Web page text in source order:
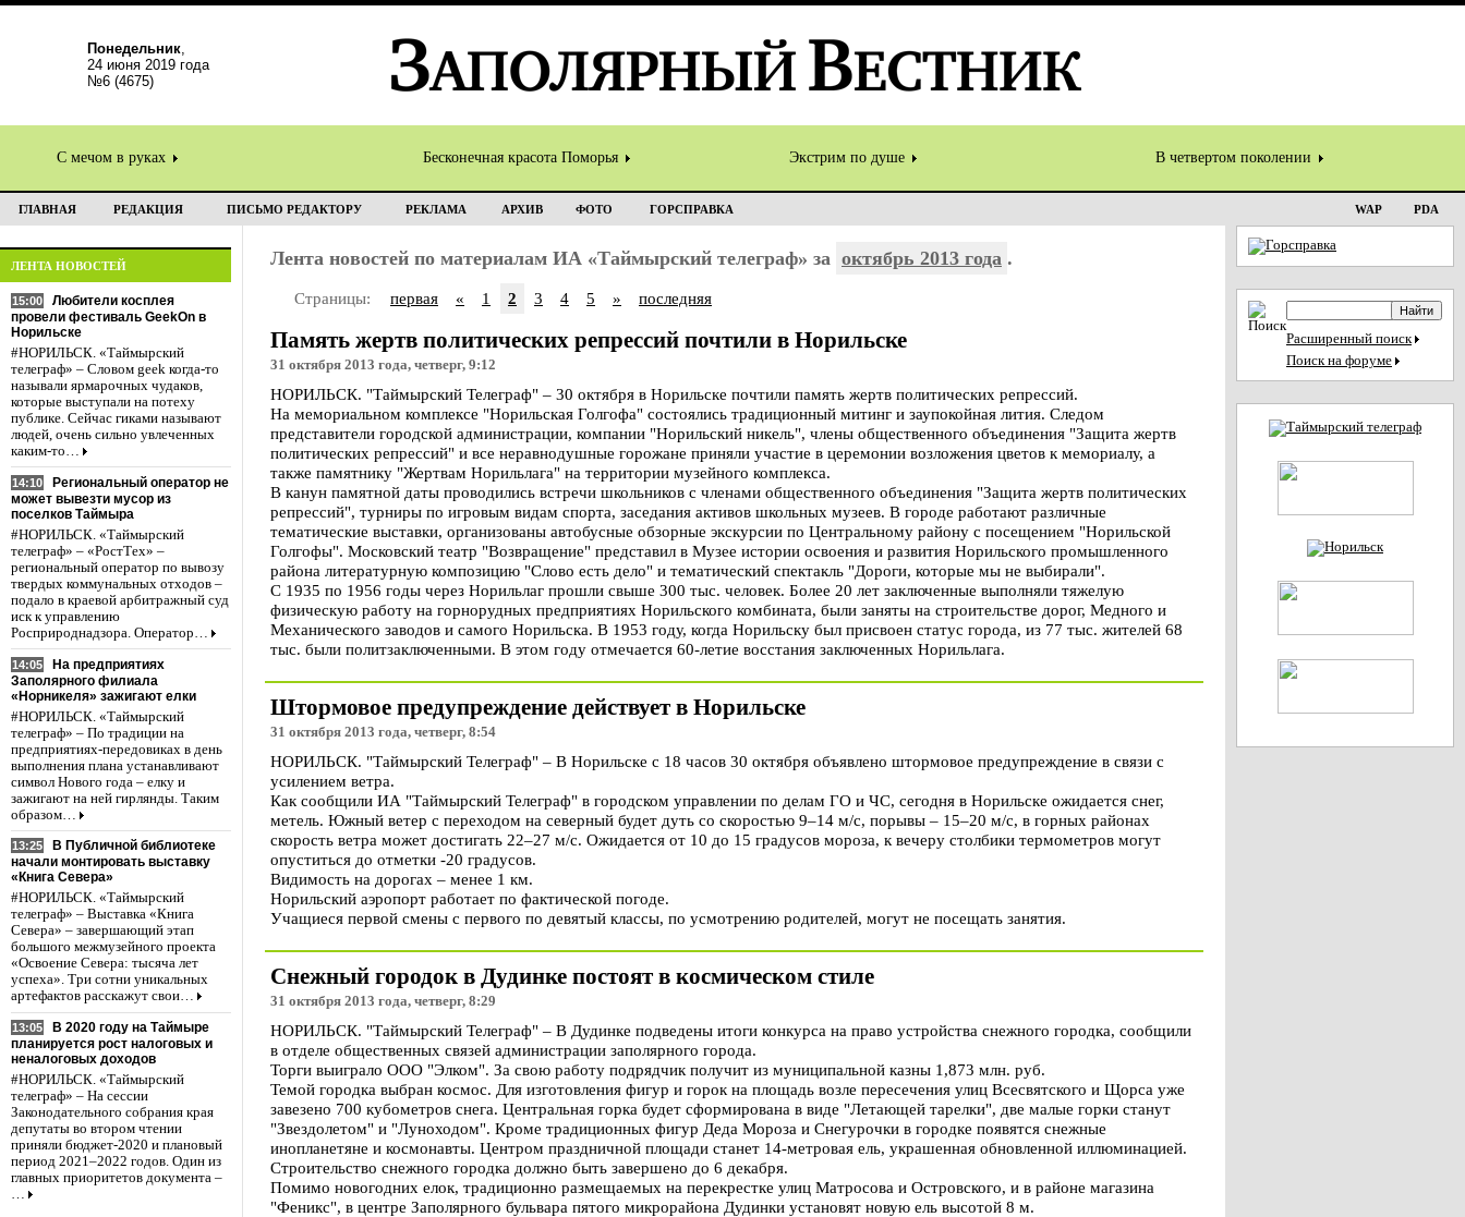
Понедельник,
24 июня 2019 года
№6 (4675)
С мечом в руках Бесконечная красота Поморья Экстрим по душе В четвертом поколении
ГЛАВНАЯ РЕДАКЦИЯ ПИСЬМО РЕДАКТОРУ РЕКЛАМА АРХИВ ФОТО ГОРСПРАВКА WAP PDA
ЛЕНТА НОВОСТЕЙ
15:00
Любители косплея
провели фестиваль GeekOn в
Норильске
#НОРИЛЬСК. «Таймырский
телеграф» – Словом geek когда-то
называли ярмарочных чудаков,
которые выступали на потеху
публике. Сейчас гиками называют
людей, очень сильно увлеченных
каким-то…
14:10
Региональный оператор не
может вывезти мусор из
поселков Таймыра
#НОРИЛЬСК. «Таймырский
телеграф» – «РостТех» –
региональный оператор по вывозу
твердых коммунальных отходов –
подало в краевой арбитражный суд
иск к управлению
Росприроднадзора. Оператор…
14:05
На предприятиях
Заполярного филиала
«Норникеля» зажигают елки
#НОРИЛЬСК. «Таймырский
телеграф» – По традиции на
предприятиях-передовиках в день
выполнения плана устанавливают
символ Нового года – елку и
зажигают на ней гирлянды. Таким
образом…
13:25
В Публичной библиотеке
начали монтировать выставку
«Книга Севера»
#НОРИЛЬСК. «Таймырский
телеграф» – Выставка «Книга
Севера» – завершающий этап
большого межмузейного проекта
«Освоение Севера: тысяча лет
успеха». Три сотни уникальных
артефактов расскажут свои…
13:05
В 2020 году на Таймыре
планируется рост налоговых и
неналоговых доходов
#НОРИЛЬСК. «Таймырский
телеграф» – На сессии
Законодательного собрания края
депутаты во втором чтении
приняли бюджет-2020 и плановый
период 2021–2022 годов. Один из
главных приоритетов документа –
…
Лента новостей по материалам ИА «Таймырский телеграф» за октябрь 2013 года .
Страницы: первая « 1 2 3 4 5 » последняя
Память жертв политических репрессий почтили в Норильске
31 октября 2013 года, четверг, 9:12
НОРИЛЬСК. "Таймырский Телеграф" – 30 октября в Норильске почтили память жертв политических репрессий.
На мемориальном комплексе "Норильская Голгофа" состоялись традиционный митинг и заупокойная лития. Следом
представители городской администрации, компании "Норильский никель", члены общественного объединения "Защита жертв
политических репрессий" и все неравнодушные горожане приняли участие в церемонии возложения цветов к мемориалу, а
также памятнику "Жертвам Норильлага" на территории музейного комплекса.
В канун памятной даты проводились встречи школьников с членами общественного объединения "Защита жертв политических
репрессий", турниры по игровым видам спорта, заседания активов школьных музеев. В городе работают различные
тематические выставки, организованы автобусные обзорные экскурсии по Центральному району с посещением "Норильской
Голгофы". Московский театр "Возвращение" представил в Музее истории освоения и развития Норильского промышленного
района литературную композицию "Слово есть дело" и тематический спектакль "Дороги, которые мы не выбирали".
С 1935 по 1956 годы через Норильлаг прошли свыше 300 тыс. человек. Более 20 лет заключенные выполняли тяжелую
физическую работу на горнорудных предприятиях Норильского комбината, были заняты на строительстве дорог, Медного и
Механического заводов и самого Норильска. В 1953 году, когда Норильску был присвоен статус города, из 77 тыс. жителей 68
тыс. были политзаключенными. В этом году отмечается 60-летие восстания заключенных Норильлага.
Штормовое предупреждение действует в Норильске
31 октября 2013 года, четверг, 8:54
НОРИЛЬСК. "Таймырский Телеграф" – В Норильске с 18 часов 30 октября объявлено штормовое предупреждение в связи с
усилением ветра.
Как сообщили ИА "Таймырский Телеграф" в городском управлении по делам ГО и ЧС, сегодня в Норильске ожидается снег,
метель. Южный ветер с переходом на северный будет дуть со скоростью 9–14 м/с, порывы – 15–20 м/с, в горных районах
скорость ветра может достигать 22–27 м/с. Ожидается от 10 до 15 градусов мороза, к вечеру столбики термометров могут
опуститься до отметки -20 градусов.
Видимость на дорогах – менее 1 км.
Норильский аэропорт работает по фактической погоде.
Учащиеся первой смены с первого по девятый классы, по усмотрению родителей, могут не посещать занятия.
Снежный городок в Дудинке постоят в космическом стиле
31 октября 2013 года, четверг, 8:29
НОРИЛЬСК. "Таймырский Телеграф" – В Дудинке подведены итоги конкурса на право устройства снежного городка, сообщили
в отделе общественных связей администрации заполярного города.
Торги выиграло ООО "Элком". За свою работу подрядчик получит из муниципальной казны 1,873 млн. руб.
Темой городка выбран космос. Для изготовления фигур и горок на площадь возле пересечения улиц Всесвятского и Щорса уже
завезено 700 кубометров снега. Центральная горка будет сформирована в виде "Летающей тарелки", две малые горки станут
"Звездолетом" и "Луноходом". Кроме традиционных фигур Деда Мороза и Снегурочки в городке появятся снежные
инопланетяне и космонавты. Центром праздничной площади станет 14-метровая ель, украшенная обновленной иллюминацией.
Строительство снежного городка должно быть завершено до 6 декабря.
Помимо новогодних елок, традиционно размещаемых на перекрестке улиц Матросова и Островского, и в районе магазина
"Феникс", в центре Заполярного бульвара пятого микрорайона Дудинки установят новую ель высотой 8 м.
Расширенный поиск
Поиск на форуме